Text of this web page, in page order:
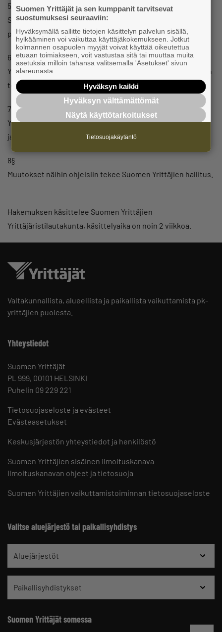
5§
Suomen Yrittäjien hallitus määrää Yrittäjäristeistä
perittävän hinnan.
6§
Yrittäjäristien saajista pidetään luetteloa Suomen Yrittäjien
toimistossa.
7§
Yrittäjäristilautakunta voi erityisistä syistä poiketa tässä
jakosäännössä olevista myöntämisperusteista.
8§
Muutokset näihin ohjeisiin tekee Suomen Yrittäjien hallitus.
Hakemuksen käsittelee Suomen Yrittäjien
Yrittäjäristilautakunta, käsittelyaika on noin 2 viikkoa.
Valtakunnallista, alueellista ja paikallista vaikuttamista pk-
yrittäjien puolesta.
Yhteystiedot
Suomen Yrittäjät
PL 999, 00101 HELSINKI
Puhelin 09 229 221
Tietosuojaseloste ja evästeet
Evästeasetukset
Keskusjärjestön yhteystiedot ja henkilöstö
Suomen Yrittäjien sisäinen ilmoituskanava
Ilmoituskanavan ohjeet ja tietosuoja
Suomen Yrittäjien vaikuttamistoiminnan tietosuojaseloste
Valitse aluejärjestö tai paikallisyhdistys
Aluejärjestöt
Paikallisyhdistykset
Suomen Yrittäjät somessa
Suomen Yrittäjät ja sen kumppanit tarvitsevat
suostumuksesi seuraaviin:
Hyväksymällä sallitte tietojen käsittelyn palvelun sisällä,
hylkääminen voi vaikuttaa käyttäjäkokemukseen. Jotkut
kolmannen osapuolen myyjät voivat käyttää oikeutettua
etuaan toimiakseen, voit vastustaa sitä tai muuttaa muita
asetuksia milloin tahansa valitsemalla 'Asetukset' sivun
alareunasta.
Hyväksyn kaikki
Hyväksyn välttämättömät
Näytä käyttötarkoitukset
Tietosuojakäytäntö